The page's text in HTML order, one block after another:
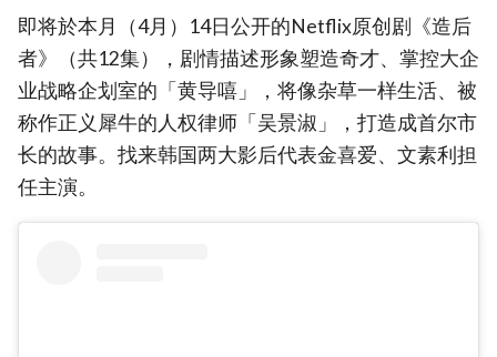
即将於本月（4月）14日公开的Netflix原创剧《造后
者》（共12集），剧情描述形象塑造奇才、掌控大企
业战略企划室的「黄导嘻」，将像杂草一样生活、被
称作正义犀牛的人权律师「吴景淑」，打造成首尔市
长的故事。找来韩国两大影后代表金喜爱、文素利担
任主演。